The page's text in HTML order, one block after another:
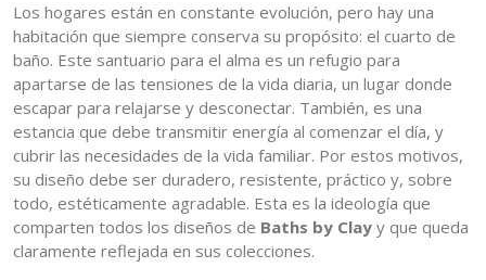
Los hogares están en constante evolución, pero hay una
habitación que siempre conserva su propósito: el cuarto de
baño. Este santuario para el alma es un refugio para
apartarse de las tensiones de la vida diaria, un lugar donde
escapar para relajarse y desconectar. También, es una
estancia que debe transmitir energía al comenzar el día, y
cubrir las necesidades de la vida familiar. Por estos motivos,
su diseño debe ser duradero, resistente, práctico y, sobre
todo, estéticamente agradable. Esta es la ideología que
comparten todos los diseños de Baths by Clay y que queda
claramente reflejada en sus colecciones.